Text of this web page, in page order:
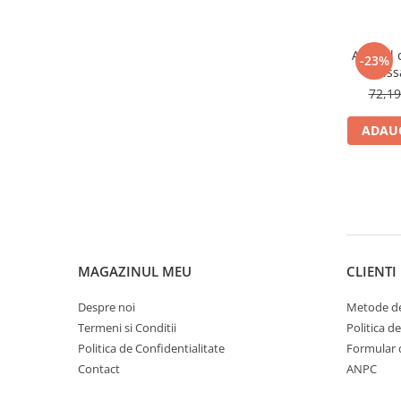
-23%
Antigel
MAGAZINUL MEU
Despre noi
Termeni si Conditii
Politica de Confidentialitate
Contact
CLIENTI
Metode
Politica
Formular
ANPC